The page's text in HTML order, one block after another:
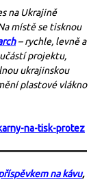
na Ukrajině
místě se tisknou
– rychle, levně a
projektu,
ukrajinskou
plastové vlákno
na-tisk-protez
na kávu,